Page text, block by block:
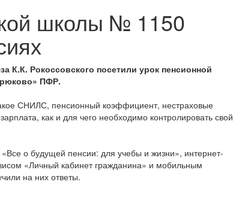
школы № 1150
Рокоссовского посетили урок пенсионной
ПФР.
СНИЛС, пенсионный коэффициент, нестраховые
как и для чего необходимо контролировать свой
о будущей пенсии: для учебы и жизни», интернет-
«Личный кабинет гражданина» и мобильным
на них ответы.